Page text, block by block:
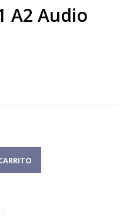
A2 Audio